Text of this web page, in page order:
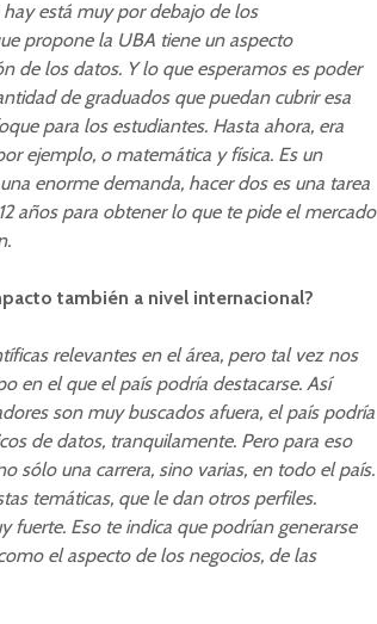
está muy por debajo de los
propone la UBA tiene un aspecto
de los datos. Y lo que esperamos es poder
de graduados que puedan cubrir esa
para los estudiantes. Hasta ahora, era
ejemplo, o matemática y física. Es un
enorme demanda, hacer dos es una tarea
años para obtener lo que te pide el mercado
también a nivel internacional?
relevantes en el área, pero tal vez nos
en el que el país podría destacarse. Así
son muy buscados afuera, el país podría
de datos, tranquilamente. Pero para eso
sólo una carrera, sino varias, en todo el país.
temáticas, que le dan otros perfiles.
fuerte. Eso te indica que podrían generarse
el aspecto de los negocios, de las